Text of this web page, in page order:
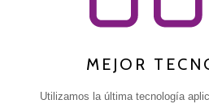
MEJOR
Utilizamos la última tecnología